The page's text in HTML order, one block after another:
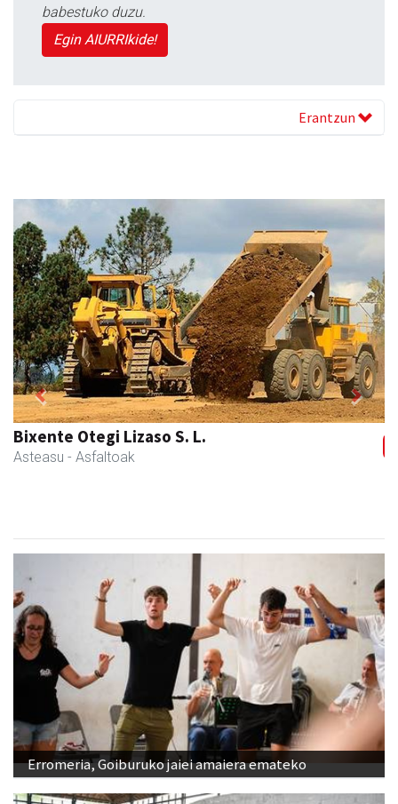
babestuko duzu.
Egin AIURRIkide!
Erantzun
Skinter ontziratzeak
Asteasu - Ontziratzeak
Previous Next
Erromeria, Goiburuko jaiei amaiera emateko